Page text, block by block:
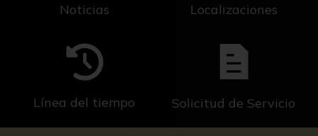
Noticias Localizaciones
Línea del tiempo Solicitud de Servicio